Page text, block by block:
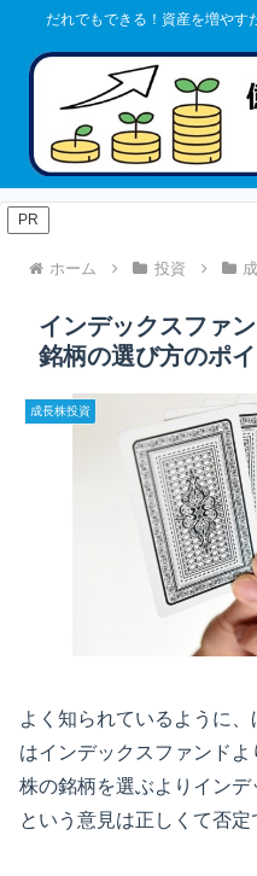
だれでもできる！資産を増やす
PR
ホーム 投資
インデックスファ
銘柄の選び方のポ
成長株投資
よく知られているように
はインデックスファンド
株の銘柄を選ぶよりインデ
という意見は正しくて否定